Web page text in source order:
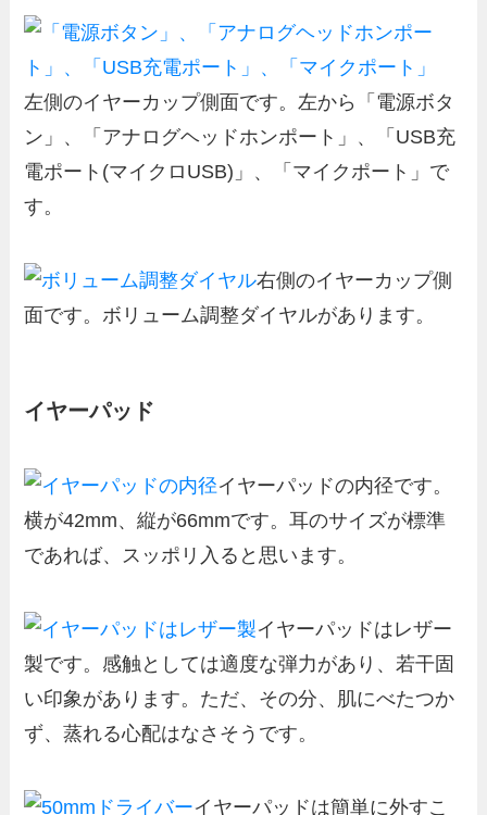
左側のイヤーカップ側面です。左から「電源ボタ
ン」、「アナログヘッドホンポート」、「USB充
電ポート(マイクロUSB)」、「マイクポート」で
す。
右側のイヤーカップ側
面です。ボリューム調整ダイヤルがあります。
イヤーパッド
イヤーパッドの内径です。
横が42mm、縦が66mmです。耳のサイズが標準
であれば、スッポリ入ると思います。
イヤーパッドはレザー
製です。感触としては適度な弾力があり、若干固
い印象があります。ただ、その分、肌にべたつか
ず、蒸れる心配はなさそうです。
イヤーパッドは簡単に外すこ